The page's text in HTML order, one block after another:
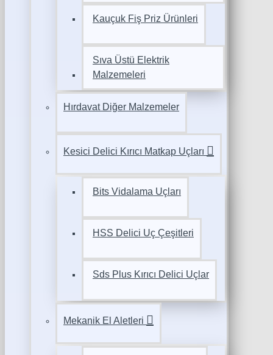
Kauçuk Fiş Priz Ürünleri
Sıva Üstü Elektrik
Malzemeleri
Hırdavat Diğer Malzemeler
Kesici Delici Kırıcı Matkap Uçları
Bits Vidalama Uçları
HSS Delici Uç Çeşitleri
Sds Plus Kırıcı Delici Uçlar
Mekanik El Aletleri